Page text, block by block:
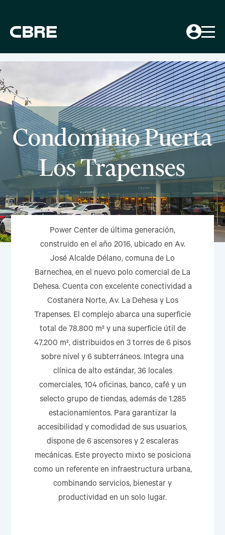
Power Center de última generación,
construido en el año 2016, ubicado en Av.
José Alcalde Délano, comuna de Lo
Barnechea, en el nuevo polo comercial de La
Dehesa. Cuenta con excelente conectividad a
Costanera Norte, Av. La Dehesa y Los
Trapenses. El complejo abarca una superficie
total de 78.800 m² y una superficie útil de
47.200 m², distribuidos en 3 torres de 6 pisos
sobre nivel y 6 subterráneos. Integra una
clínica de alto estándar, 36 locales
comerciales, 104 oficinas, banco, café y un
selecto grupo de tiendas, además de 1.285
estacionamientos. Para garantizar la
accesibilidad y comodidad de sus usuarios,
dispone de 6 ascensores y 2 escaleras
mecánicas. Este proyecto mixto se posiciona
como un referente en infraestructura urbana,
combinando servicios, bienestar y
productividad en un solo lugar.